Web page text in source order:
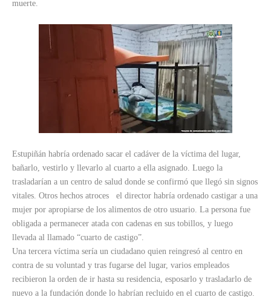
muerte.
Estupiñán habría ordenado sacar el cadáver de la víctima del lugar,
bañarlo, vestirlo y llevarlo al cuarto a ella asignado. Luego la
trasladarían a un centro de salud donde se confirmó que llegó sin signos
vitales. Otros hechos atroces el director habría ordenado castigar a una
mujer por apropiarse de los alimentos de otro usuario. La persona fue
obligada a permanecer atada con cadenas en sus tobillos, y luego
llevada al llamado “cuarto de castigo”.
Una tercera víctima sería un ciudadano quien reingresó al centro en
contra de su voluntad y tras fugarse del lugar, varios empleados
recibieron la orden de ir hasta su residencia, esposarlo y trasladarlo de
nuevo a la fundación donde lo habrían recluido en el cuarto de castigo.